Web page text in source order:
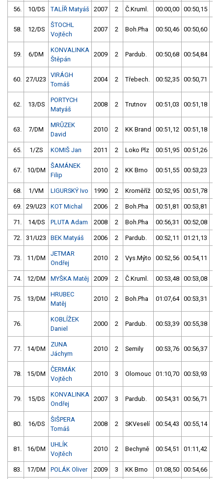
56. 10/DS TALÍŘ Matyáš 2007 2 Č.Kruml. 00:00,00 00:50,15
58. 12/DS
ŠTOCHL
Vojtěch
2007 2 Boh.Pha 00:50,46 00:50,60
59. 6/DM
KONVALINKA
Štěpán
2009 2 Pardub. 00:50,68 00:54,84
60. 27/U23
VIRÁGH
Tomáš
2004 2 Třebech. 00:52,35 00:50,71
62. 13/DS
PORTYCH
Matyáš
2008 2 Trutnov 00:51,03 00:51,18
63. 7/DM
MRŮZEK
David
2010 2 KK Brand 00:51,12 00:51,18
65. 1/ZS KOMIŠ Jan 2011 2 Loko Plz 00:51,95 00:51,26
67. 10/DM
ŠAMÁNEK
Filip
2010 2 KK Brno 00:51,55 00:53,23
68. 1/VM LIGURSKÝ Ivo 1990 2 Kroměříž 00:52,95 00:51,78
69. 29/U23 KOT Michal 2006 2 Boh.Pha 00:51,81 00:53,81
71. 14/DS PLUTA Adam 2008 2 Boh.Pha 00:56,31 00:52,08
72. 31/U23 BEK Matyáš 2006 2 Pardub. 00:52,11 01:21,13
73. 11/DM
JETMAR
Ondřej
2010 2 Vys.Mýto 00:52,56 00:54,11
74. 12/DM MYŠKA Matěj 2009 2 Č.Kruml. 00:53,48 00:53,08
75. 13/DM
HRUBEC
Matěj
2010 2 Boh.Pha 01:07,64 00:53,31
76.
KOBLÍŽEK
Daniel
2000 2 Pardub. 00:53,39 00:55,38
77. 14/DM
ZUNA
Jáchym
2010 2 Semily 00:53,76 00:56,37
78. 15/DM
ČERMÁK
Vojtěch
2010 3 Olomouc 01:10,70 00:53,93
79. 15/DS
KONVALINKA
Ondřej
2007 3 Pardub. 00:54,31 00:56,71
80. 16/DS
ŠIŠPERA
Tomáš
2008 2 SKVeselí 00:54,43 00:55,14
81. 16/DM
UHLÍK
Vojtěch
2010 2 Bechyně 00:54,51 01:11,42
83. 17/DM POLÁK Oliver 2009 3 KK Brno 01:08,50 00:54,66